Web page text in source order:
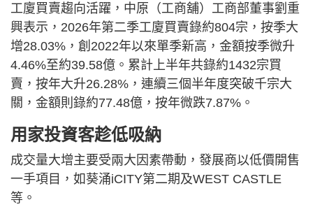
工廈買賣趨向活躍，中原（工商舖）工商部董事劉重
興表示，2026年第二季工廈買賣錄約804宗，按季大
增28.03%，創2022年以來單季新高，金額按季微升
4.46%至約39.58億。累計上半年共錄約1432宗買
賣，按年大升26.28%，連續三個半年度突破千宗大
關，金額則錄約77.48億，按年微跌7.87%。
用家投資客趁低吸納
成交量大增主要受兩大因素帶動，發展商以低價開售
一手項目，如葵涌iCITY第二期及WEST CASTLE
等。